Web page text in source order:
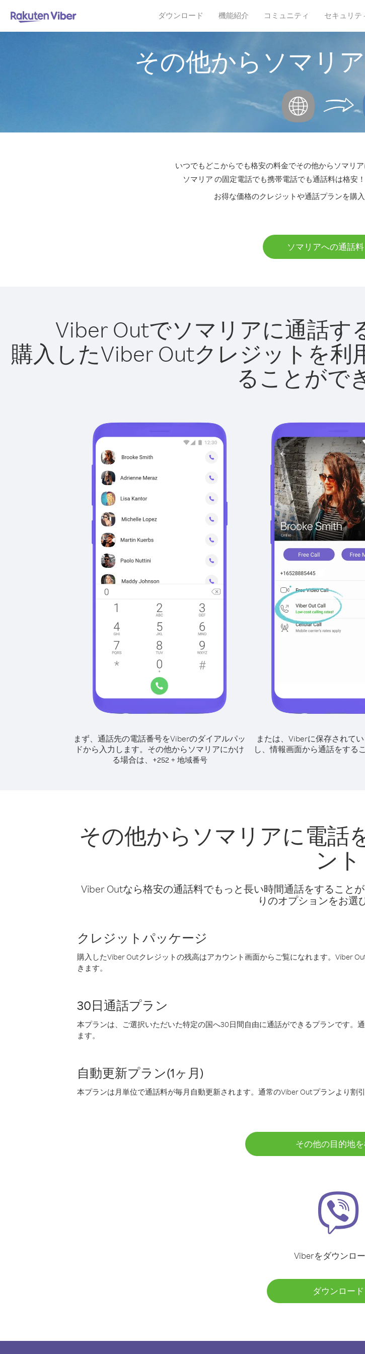
ダウンロード 機能紹介 コミュニティ セキュリテ
その他からソマリ
いつでもどこからでも格安の料金でその他からソマリ
ソマリア の固定電話でも携帯電話でも通話料は格安
お得な価格のクレジットや通話プランを購
ソマリアへの通話
Viber Outでソマリアに通話す
購入したViber Outクレジットを利
ることがで
まず、通話先の電話番号をViberのダイアルパッ
ドから入力します。 その他からソマリアにかけ
る場合は、
+252+ 地域番号
または、Viberに保存されて
し、情報画面から通話をする
その他からソマリアに電話
ント
Viber Outなら格安の通話料でもっと長い時間通話をすること
りのオプションをお選
クレジットパッケージ
購入したViber Outクレジットの残高はアカウント画面からご覧になれます。Viber
きます。
30日通話プラン
本プランは、ご選択いただいた特定の国へ30日間自由に通話ができるプランです。
ます。
自動更新プラン(1ヶ月)
本プランは月単位で通話料が毎月自動更新されます。通常のViber Outプランより割
その他の目的地
Viberをダウンロー
ダウンロード